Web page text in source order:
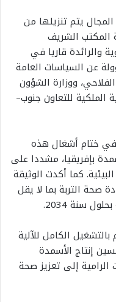
المجال يتم تنزيلها من
المكتب الشريف
والرائدة قاريا في
عن السياسات العامة
الفلاحي، ووزارة الشؤون
الملكية للتعاون جنوب–
في ختام أشغال هذه
بإفريقيا، مشددا على
البيئية. كما أكدت الوثيقة
صحة التربة بما لا يقل
بحلول سنة
بالتشغيل الكامل للآلية
إنتاج الأسمدة
الرامية إلى تعزيز صحة